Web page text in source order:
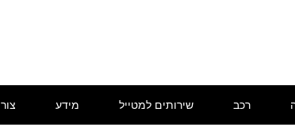
רכב שירותים למטייל מידע